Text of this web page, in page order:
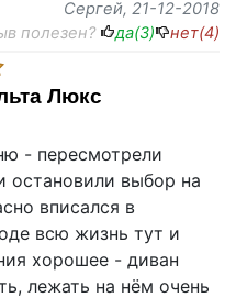
Сергей, 21-12-2018
полезен?
да(3) нет(4)
Люкс
- пересмотрели
остановили выбор на
вписался в
всю жизнь тут и
хорошее - диван
лежать на нём очень